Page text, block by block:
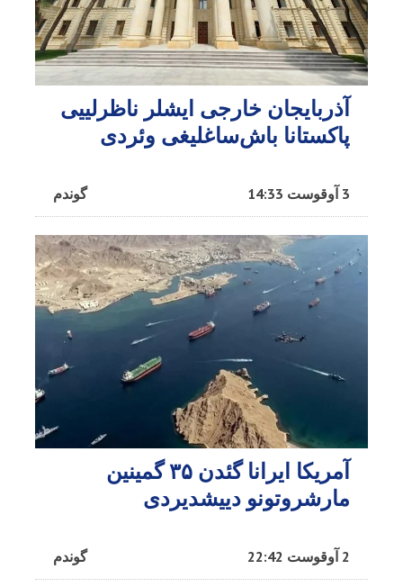
آذربایجان خارجی ایشلر ناظرلییی
پاکستانا باش‌ساغلیغی وئردی
گوندم 3 آوقوست 14:33
آمریکا ایرانا گئدن ۳۵ گمینین
مارشروتونو دییشدیردی
گوندم 2 آوقوست 22:42